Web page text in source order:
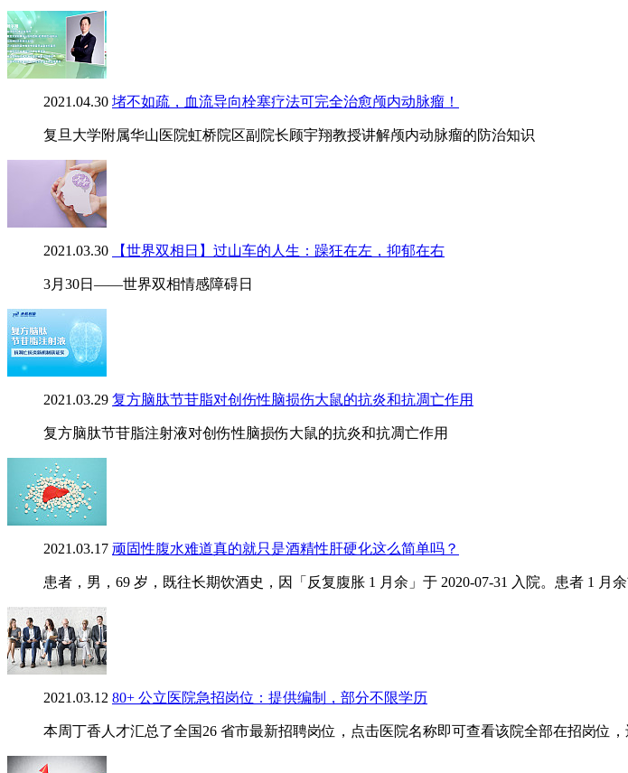
2021.04.30 堵不如疏，血流导向栓塞疗法可完全治愈颅内动脉瘤！
复旦大学附属华山医院虹桥院区副院长顾宇翔教授讲解颅内动脉瘤的防治知识
2021.03.30 【世界双相日】过山车的人生：躁狂在左，抑郁在右
3月30日——世界双相情感障碍日
2021.03.29 复方脑肽节苷脂对创伤性脑损伤大鼠的抗炎和抗凋亡作用
复方脑肽节苷脂注射液对创伤性脑损伤大鼠的抗炎和抗凋亡作用
2021.03.17 顽固性腹水难道真的就只是酒精性肝硬化这么简单吗？
患者，男，69 岁，既往长期饮酒史，因「反复腹胀 1 月余」于 2020-07-31 入院。患者 1
2021.03.12 80+ 公立医院急招岗位：提供编制，部分不限学历
本周丁香人才汇总了全国26 省市最新招聘岗位，点击医院名称即可查看该院全部在招岗